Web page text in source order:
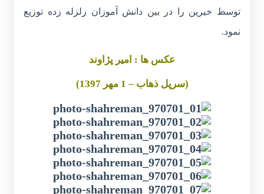
توسط خیرین را در بین دانش آموزان زلزله زده توزیع
نمود.
عکس ها : امیر پژاوند
(سرپل ذهاب – 1 مهر 1397)